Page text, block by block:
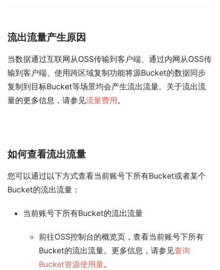
流出流量产生原因
当数据通过互联网从OSS传输到客户端、通过内网从OSS传
输到客户端、使用跨区域复制功能将源Bucket的数据同步
复制到目标Bucket等场景均会产生流出流量。关于流出流
量的更多信息，请参见流量费用。
如何查看流出流量
您可以通过以下方式查看当前账号下所有Bucket或者某个
Bucket的流出流量：
当前账号下所有Bucket的流出流量
前往OSS控制台的概览页，查看当前账号下所有
Bucket的流出流量。更多信息，请参见查询
Bucket资源使用量。